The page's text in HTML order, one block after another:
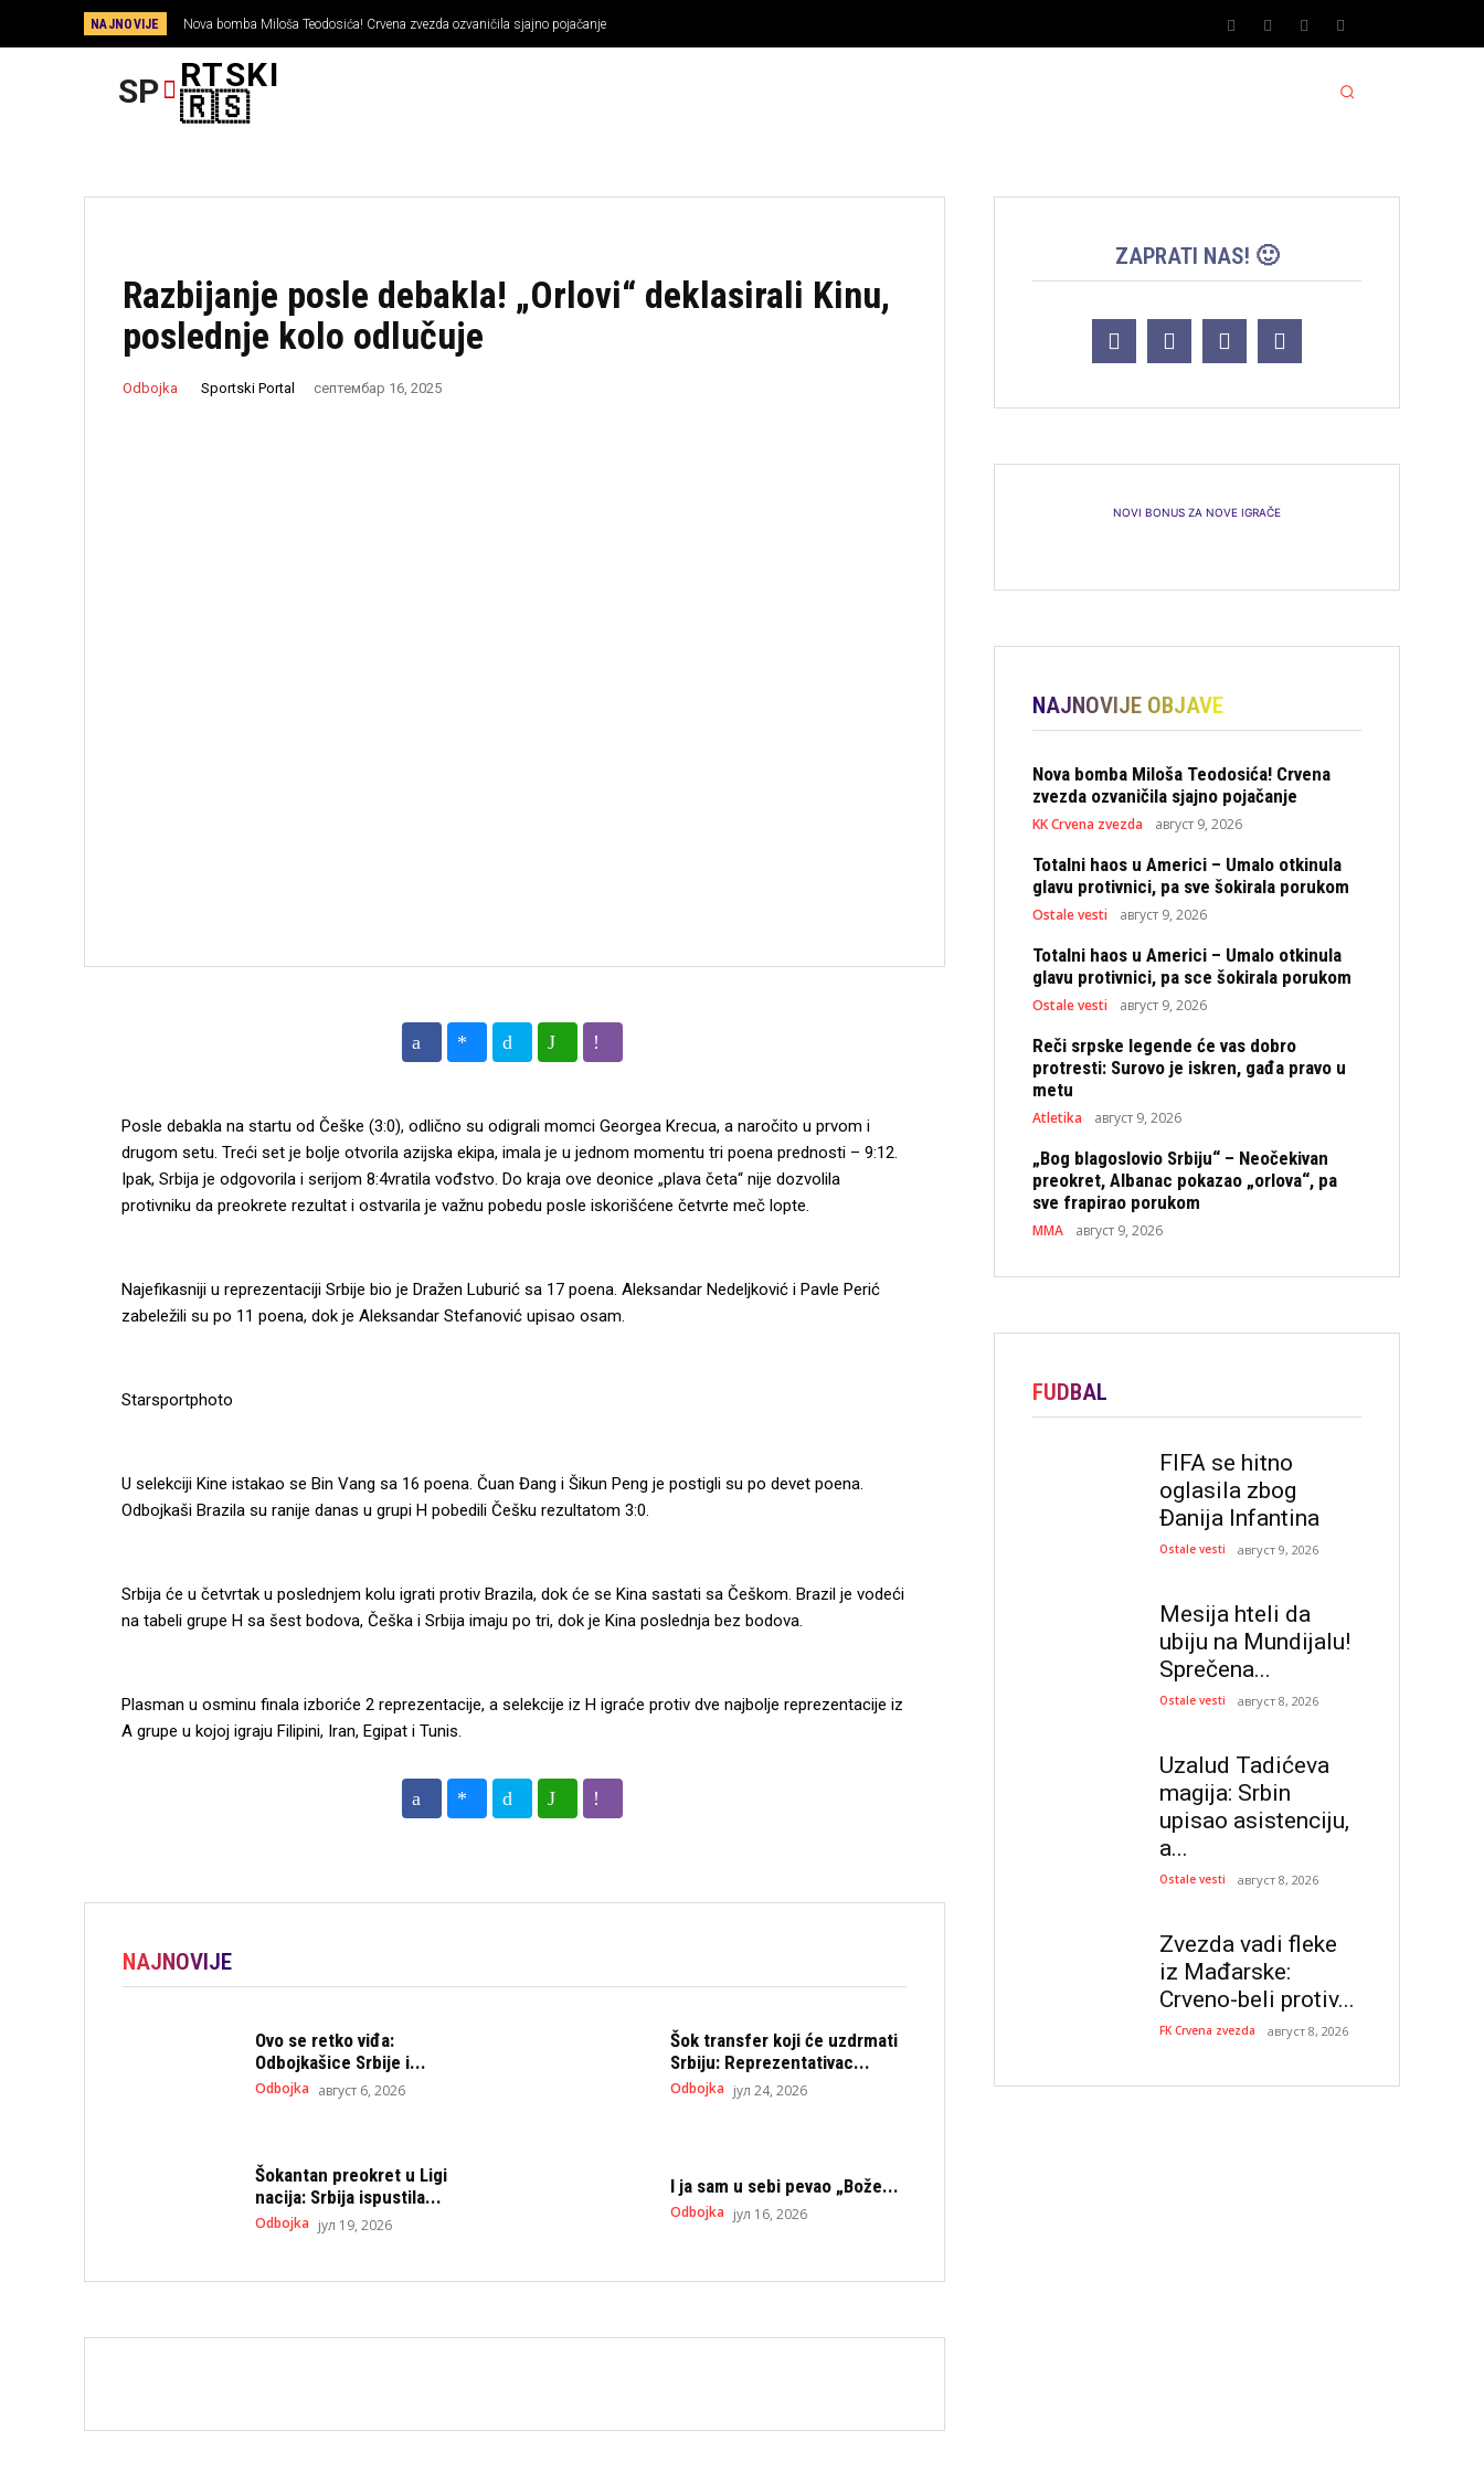
NAJNOVIJE Nova bomba Miloša Teodosića! Crvena zvezda ozvaničila sjajno pojačanje
SP RTSKI
🇷🇸
Razbijanje posle debakla! „Orlovi“ deklasirali Kinu,
poslednje kolo odlučuje
Odbojka Sportski Portal септембар 16, 2025
Posle debakla na startu od Češke (3:0), odlično su odigrali momci Georgea Krecua, a naročito u prvom i
drugom setu. Treći set je bolje otvorila azijska ekipa, imala je u jednom momentu tri poena prednosti – 9:12.
Ipak, Srbija je odgovorila i serijom 8:4vratila vođstvo. Do kraja ove deonice „plava četa“ nije dozvolila
protivniku da preokrete rezultat i ostvarila je važnu pobedu posle iskorišćene četvrte meč lopte.
Najefikasniji u reprezentaciji Srbije bio je Dražen Luburić sa 17 poena. Aleksandar Nedeljković i Pavle Perić
zabeležili su po 11 poena, dok je Aleksandar Stefanović upisao osam.
Starsportphoto
U selekciji Kine istakao se Bin Vang sa 16 poena. Čuan Đang i Šikun Peng je postigli su po devet poena.
Odbojkaši Brazila su ranije danas u grupi H pobedili Češku rezultatom 3:0.
Srbija će u četvrtak u poslednjem kolu igrati protiv Brazila, dok će se Kina sastati sa Češkom. Brazil je vodeći
na tabeli grupe H sa šest bodova, Češka i Srbija imaju po tri, dok je Kina poslednja bez bodova.
Plasman u osminu finala izboriće 2 reprezentacije, a selekcije iz H igraće protiv dve najbolje reprezentacije iz
A grupe u kojoj igraju Filipini, Iran, Egipat i Tunis.
NAJNOVIJE
Ovo se retko viđa:
Odbojkašice Srbije i...
Odbojka август 6, 2026
Šok transfer koji će uzdrmati
Srbiju: Reprezentativac...
Odbojka јул 24, 2026
Šokantan preokret u Ligi
nacija: Srbija ispustila...
Odbojka јул 19, 2026
I ja sam u sebi pevao „Bože...
Odbojka јул 16, 2026
ZAPRATI NAS! 🙂
NOVI BONUS ZA NOVE IGRAČE
NAJNOVIJE OBJAVE
Nova bomba Miloša Teodosića! Crvena
zvezda ozvaničila sjajno pojačanje
KK Crvena zvezda август 9, 2026
Totalni haos u Americi – Umalo otkinula
glavu protivnici, pa sve šokirala porukom
Ostale vesti август 9, 2026
Totalni haos u Americi – Umalo otkinula
glavu protivnici, pa sce šokirala porukom
Ostale vesti август 9, 2026
Reči srpske legende će vas dobro
protresti: Surovo je iskren, gađa pravo u
metu
Atletika август 9, 2026
„Bog blagoslovio Srbiju“ – Neočekivan
preokret, Albanac pokazao „orlova“, pa
sve frapirao porukom
MMA август 9, 2026
FUDBAL
FIFA se hitno
oglasila zbog
Đanija Infantina
Ostale vesti август 9, 2026
Mesija hteli da
ubiju na Mundijalu!
Sprečena...
Ostale vesti август 8, 2026
Uzalud Tadićeva
magija: Srbin
upisao asistenciju,
a...
Ostale vesti август 8, 2026
Zvezda vadi fleke
iz Mađarske:
Crveno-beli protiv...
FK Crvena zvezda август 8, 2026